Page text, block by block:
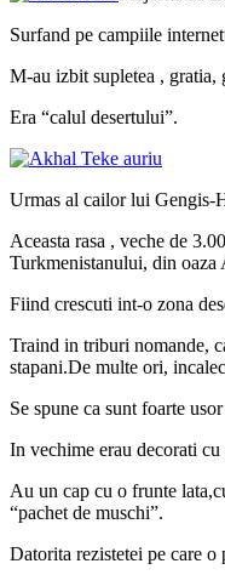
Surfand pe campiile
M-au izbit supletea , gratia,
Era “calul desertului”.
Urmas al cailor lui Gengis-
Aceasta rasa , veche de
Turkmenistanului, din
Fiind crescuti int-o zona
Traind in triburi nomande,
stapani.De multe ori,
Se spune ca sunt foarte
In vechime erau decorati
Au un cap cu o frunte
“pachet de muschi”.
Datorita rezistetei pe care